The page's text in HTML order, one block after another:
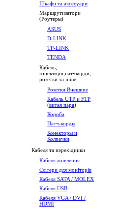
Шкафи та аксесуари
Маршрутизатори
(Роутеры)
ASUS
D-LINK
TP-LINK
TENDA
Кабель,
конектори,патчкорди,
розетки та інше
Розетки Внешние
Кабель UTP и FTP
(витая пара)
Короба
Патч-корды
Конекторы и
Колпачки
Кабеля та перехідники
Кабеля живлення
Слітери для моніторів
Кабеля SATA / MOLEX
Кабеля USB
Кабеля VGA / DVI /
HDMI